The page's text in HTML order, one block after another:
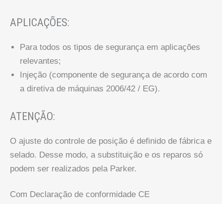
APLICAÇÕES:
Para todos os tipos de segurança em aplicações
relevantes;
Injeção (componente de segurança de acordo com
a diretiva de máquinas 2006/42 / EG).
ATENÇÃO:
O ajuste do controle de posição é definido de fábrica e
selado. Desse modo, a substituição e os reparos só
podem ser realizados pela Parker.
Com Declaração de conformidade CE